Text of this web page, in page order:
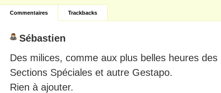
Commentaires Trackbacks
Sébastien
Des milices, comme aux plus belles heures des
Sections Spéciales et autre Gestapo.
Rien à ajouter.